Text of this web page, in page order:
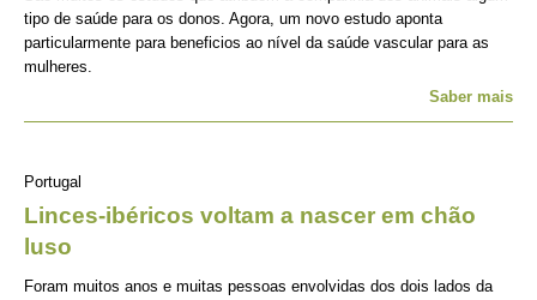
tipo de saúde para os donos. Agora, um novo estudo aponta
particularmente para beneficios ao nível da saúde vascular para as
mulheres.
Saber mais
Portugal
Linces-ibéricos voltam a nascer em chão
luso
Foram muitos anos e muitas pessoas envolvidas dos dois lados da